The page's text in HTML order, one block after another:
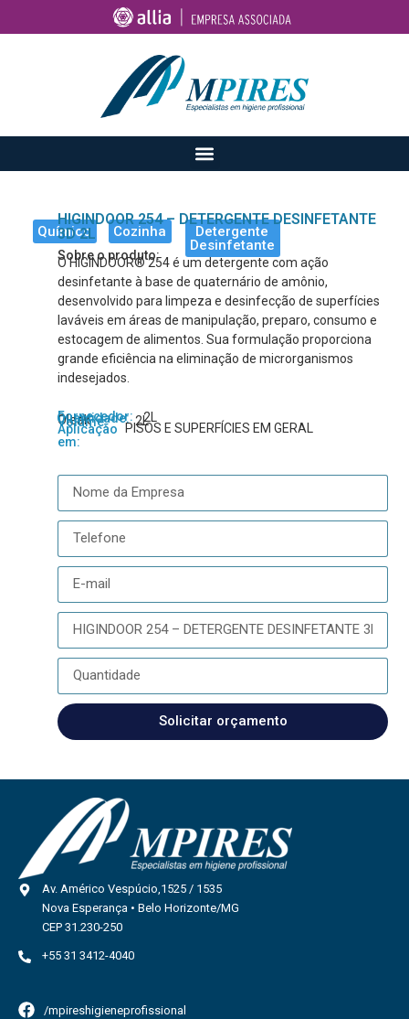
Químico Cozinha
Detergente
Desinfetante
HIGINDOOR 254 – DETERGENTE DESINFETANTE
3D 2L
Sobre o produto:
O HIGINDOOR® 254 é um detergente com ação
desinfetante à base de quaternário de amônio,
desenvolvido para limpeza e desinfecção de superfícies
laváveis em áreas de manipulação, preparo, consumo e
estocagem de alimentos. Sua formulação proporciona
grande eficiência na eliminação de microrganismos
indesejados.
Fornecedor:
Oleak
Quantidade: 2L
Volume: 2L
Aplicação
em:
PISOS E SUPERFÍCIES EM GERAL
Solicitar orçamento
Av. Américo Vespúcio,1525 / 1535
Nova Esperança • Belo Horizonte/MG
CEP 31.230-250
+55 31 3412-4040
/mpireshigieneprofissional